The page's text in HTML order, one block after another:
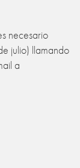
necesario
julio) llamando
a